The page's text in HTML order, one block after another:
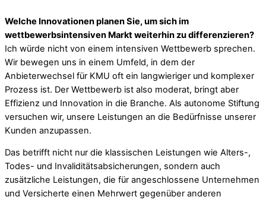
Welche Innovationen planen Sie, um sich im
wettbewerbsintensiven Markt weiterhin zu differenzieren?
Ich würde nicht von einem intensiven Wettbewerb sprechen.
Wir bewegen uns in einem Umfeld, in dem der
Anbieterwechsel für KMU oft ein langwieriger und komplexer
Prozess ist. Der Wettbewerb ist also moderat, bringt aber
Effizienz und Innovation in die Branche. Als autonome Stiftung
versuchen wir, unsere Leistungen an die Bedürfnisse unserer
Kunden anzupassen.
Das betrifft nicht nur die klassischen Leistungen wie Alters-,
Todes- und Invaliditätsabsicherungen, sondern auch
zusätzliche Leistungen, die für angeschlossene Unternehmen
und Versicherte einen Mehrwert gegenüber anderen